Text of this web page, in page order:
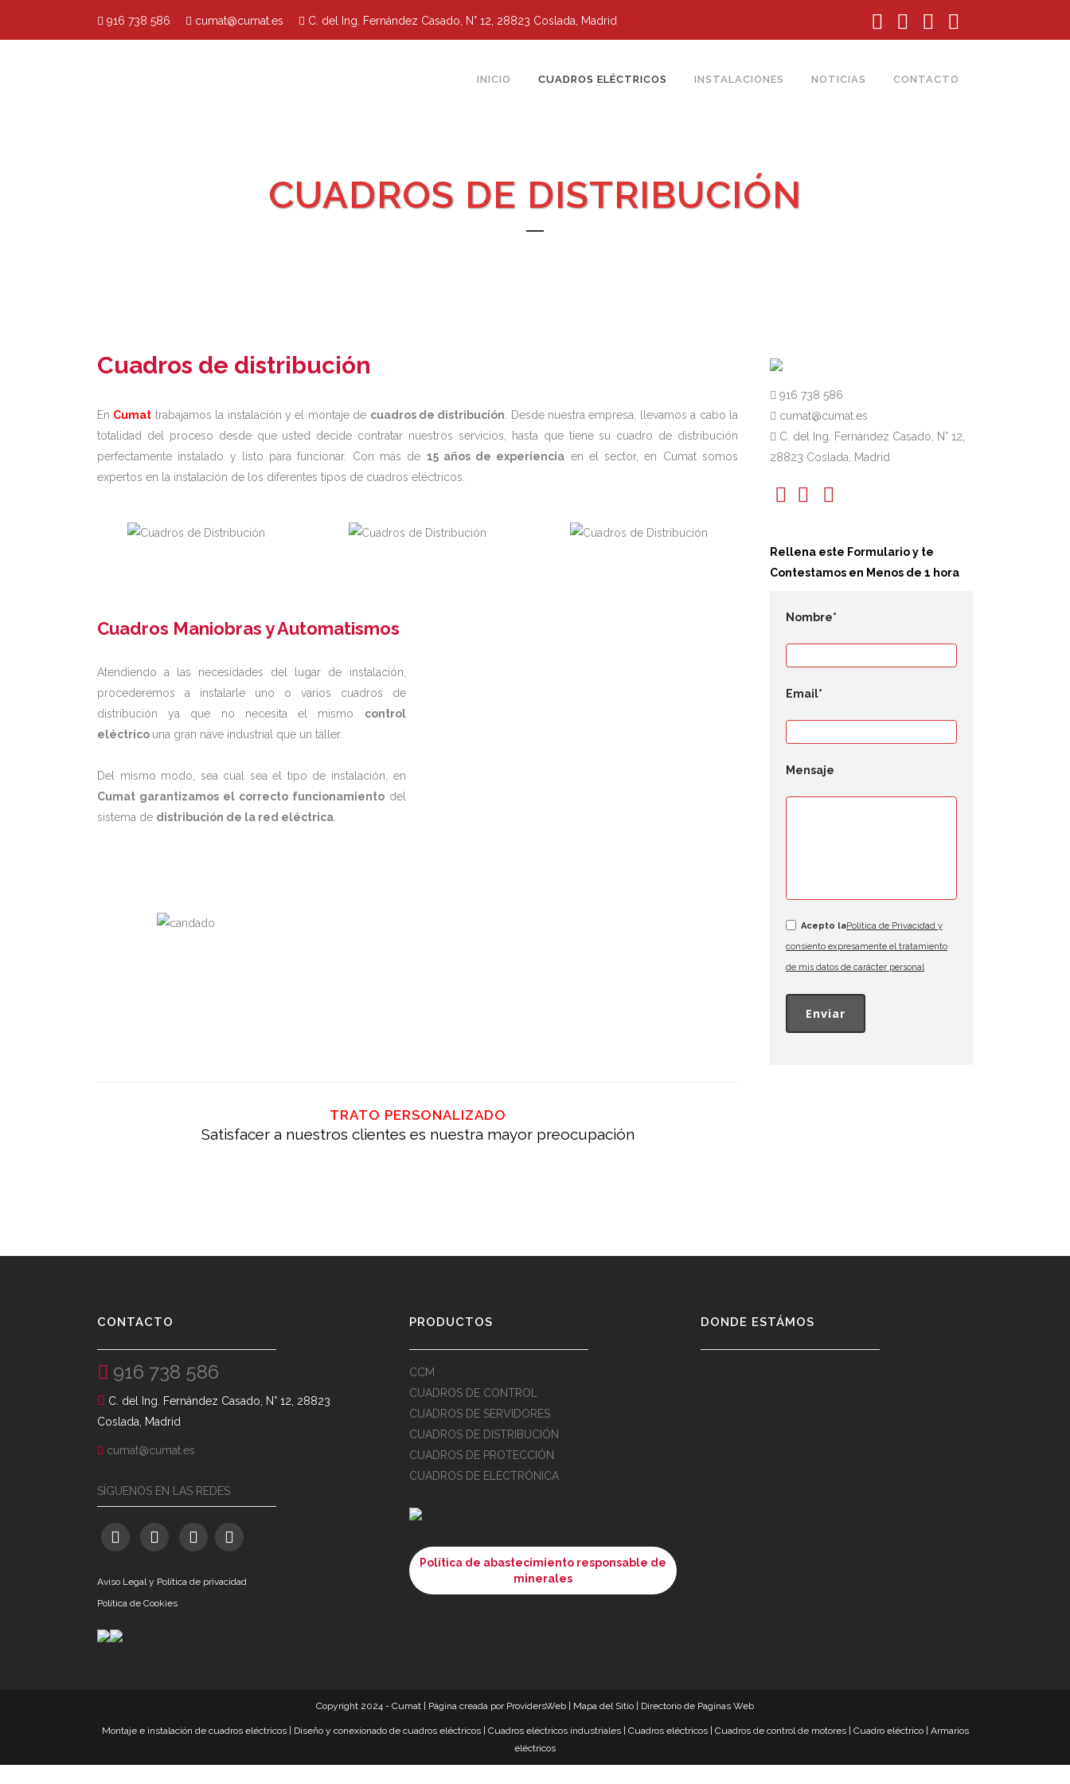
916 738 586 cumat@cumat.es C. del Ing. Fernández Casado, N° 12, 28823 Coslada, Madrid
INICIO CUADROS ELÉCTRICOS INSTALACIONES NOTICIAS CONTACTO
CUADROS DE DISTRIBUCIÓN
Cuadros de distribución
En Cumat trabajamos la instalación y el montaje de cuadros de distribución . Desde nuestra empresa, llevamos a cabo la
totalidad del proceso desde que usted decide contratar nuestros servicios, hasta que tiene su cuadro de distribución
perfectamente instalado y listo para funcionar. Con más de 15 años de experiencia en el sector, en Cumat somos
expertos en la instalación de los diferentes tipos de cuadros eléctricos.
Cuadros Maniobras y Automatismos
Atendiendo a las necesidades del lugar de instalación,
procederemos a instalarle uno o varios cuadros de
distribución ya que no necesita el mismo control
eléctrico una gran nave industrial que un taller.
Del mismo modo, sea cual sea el tipo de instalación, en
Cumat garantizamos el correcto funcionamientodel
sistema de distribución de la red eléctrica.
TRATO PERSONALIZADO
Satisfacer a nuestros clientes es nuestra mayor preocupación
916 738 586
cumat@cumat.es
C. del Ing. Fernández Casado, N° 12,
28823 Coslada, Madrid
Rellena este Formulario y te
Contestamos en Menos de 1 hora
Nombre*
Email*
Mensaje
Acepto laPolítica de Privacidad y
consiento expresamente el tratamiento
de mis datos de carácter personal
CONTACTO
916 738 586
C. del Ing. Fernández Casado, N° 12, 28823
Coslada, Madrid
cumat@cumat.es
SÍGUENOS EN LAS REDES
Aviso Legal y Política de privacidad
Política de Cookies
PRODUCTOS
CCM
CUADROS DE CONTROL
CUADROS DE SERVIDORES
CUADROS DE DISTRIBUCIÓN
CUADROS DE PROTECCIÓN
CUADROS DE ELECTRÓNICA
Política de abastecimiento responsable de
minerales
DONDE ESTÁMOS
Copyright 2024 - Cumat | Página creada por ProvidersWeb | Mapa del Sitio | Directorio de Paginas Web
Montaje e instalación de cuadros eléctricos| Diseño y conexionado de cuadros eléctricos| Cuadros eléctricos industriales| Cuadros eléctricos| Cuadros de control de motores| Cuadro eléctrico| Armarios
eléctricos